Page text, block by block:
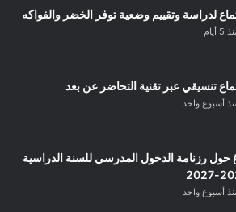
لدراسة وتقييم وضعية توفر الخضر والفواكه
5 أيام
تنسيقي عبر تقنية التحاضر عن بعد
أسبوع واحد
حول رزنامة الدخول المدرسي للسنة الدراسية
أسبوع واحد